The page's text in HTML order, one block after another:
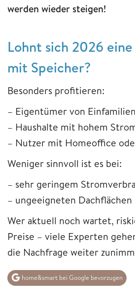
werden wieder steigen!
Lohnt sich 2026
mit Speicher?
Besonders profitieren:
– Eigentümer von
– Haushalte mit hohem
– Nutzer mit Homeoffice
Weniger sinnvoll ist es bei:
– sehr geringem
– ungeeigneten Dachflächen
Wer aktuell noch wartet,
Preise – viele Experten
die Nachfrage weiter
home&smart bei Google bevorzugen